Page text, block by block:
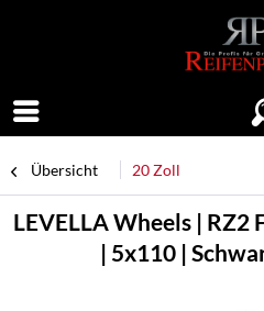
Übersicht 20 Zoll
LEVELLA Wheels | RZ2
| 5x110 |